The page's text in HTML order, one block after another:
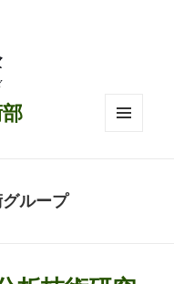
ループ